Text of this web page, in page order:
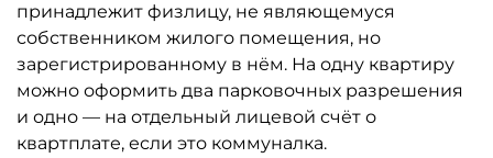
принадлежит физлицу, не являющемуся
собственником жилого помещения, но
зарегистрированному в нём. На одну квартиру
можно оформить два парковочных разрешения
и одно — на отдельный лицевой счёт о
квартплате, если это коммуналка.